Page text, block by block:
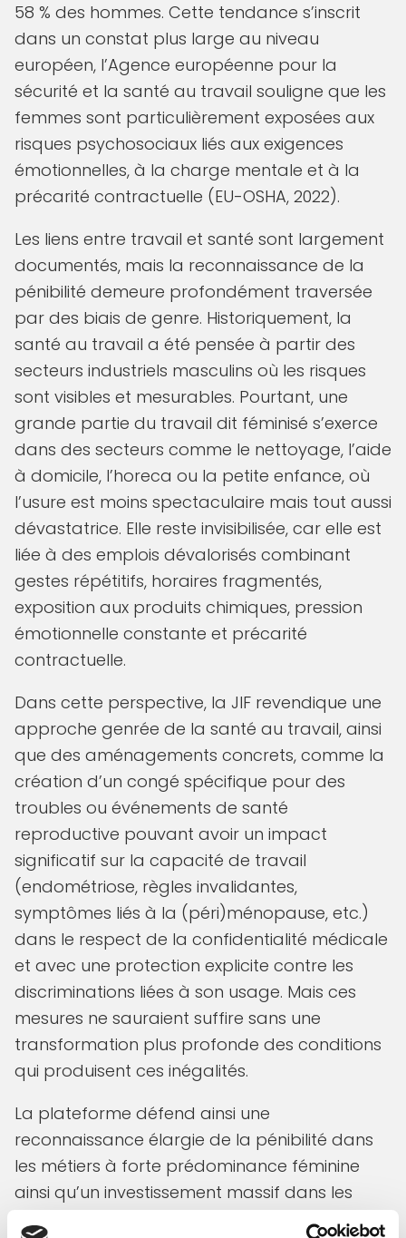
58 % des hommes. Cette tendance s’inscrit
dans un constat plus large au niveau
européen, l’Agence européenne pour la
sécurité et la santé au travail souligne que les
femmes sont particulièrement exposées aux
risques psychosociaux liés aux exigences
émotionnelles, à la charge mentale et à la
précarité contractuelle (EU-OSHA, 2022).
Les liens entre travail et santé sont largement
documentés, mais la reconnaissance de la
pénibilité demeure profondément traversée
par des biais de genre. Historiquement, la
santé au travail a été pensée à partir des
secteurs industriels masculins où les risques
sont visibles et mesurables. Pourtant, une
grande partie du travail dit féminisé s’exerce
dans des secteurs comme le nettoyage, l’aide
à domicile, l’horeca ou la petite enfance, où
l’usure est moins spectaculaire mais tout aussi
dévastatrice. Elle reste invisibilisée, car elle est
liée à des emplois dévalorisés combinant
gestes répétitifs, horaires fragmentés,
exposition aux produits chimiques, pression
émotionnelle constante et précarité
contractuelle.
Dans cette perspective, la JIF revendique une
approche genrée de la santé au travail, ainsi
que des aménagements concrets, comme la
création d’un congé spécifique pour des
troubles ou événements de santé
reproductive pouvant avoir un impact
significatif sur la capacité de travail
(endométriose, règles invalidantes,
symptômes liés à la (péri)ménopause, etc.)
dans le respect de la confidentialité médicale
et avec une protection explicite contre les
discriminations liées à son usage. Mais ces
mesures ne sauraient suffire sans une
transformation plus profonde des conditions
qui produisent ces inégalités.
La plateforme défend ainsi une
reconnaissance élargie de la pénibilité dans
les métiers à forte prédominance féminine
ainsi qu’un investissement massif dans les
conditions de travail du personnel de santé et